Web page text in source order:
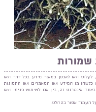
שמורות
ו/או לאכסן במאגר מידע בכל דרך ו/או
כלשהו מן המידע ו/או המאמרים ו/או התמונות
אינטרנט זה, בין אם לשימוש פנימי ו/או
העמוד אסור בהחלט.